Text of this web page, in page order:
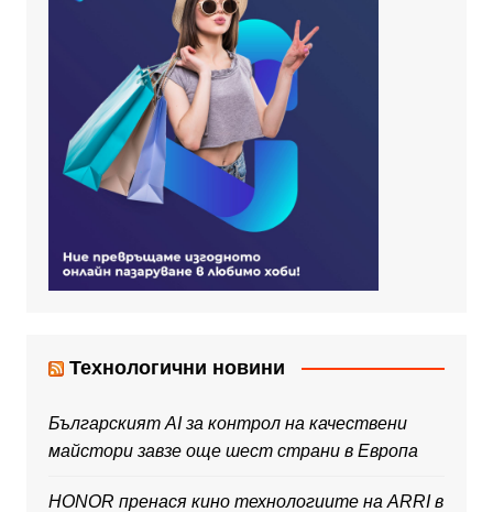
Технологични новини
Българският AI за контрол на качествени
майстори завзе още шест страни в Европа
HONOR пренася кино технологиите на ARRI в